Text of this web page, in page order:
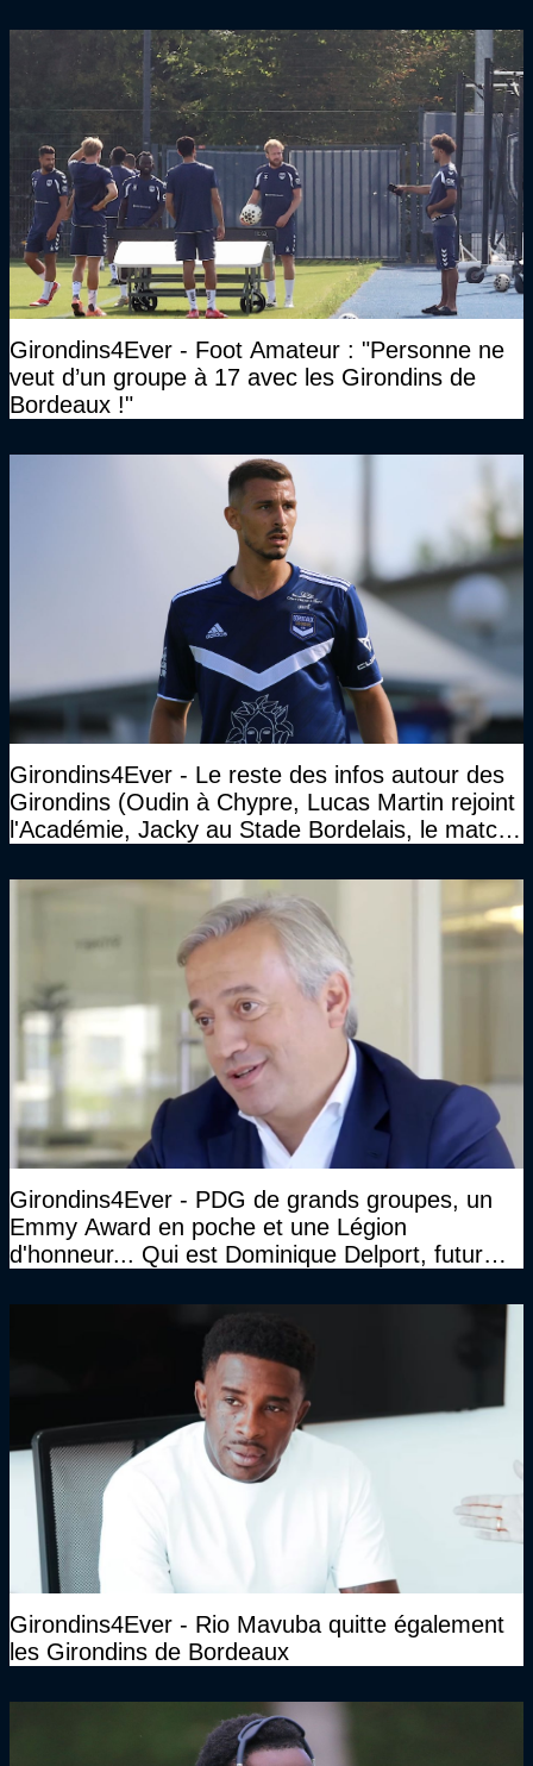
Girondins4Ever - Foot Amateur : "Personne ne
veut d’un groupe à 17 avec les Girondins de
Bordeaux !"
Girondins4Ever - Le reste des infos autour des
Girondins (Oudin à Chypre, Lucas Martin rejoint
l'Académie, Jacky au Stade Bordelais, le match
Girondins4Ever - PDG de grands groupes, un
Emmy Award en poche et une Légion
d'honneur... Qui est Dominique Delport, futur
Girondins4Ever - Rio Mavuba quitte également
les Girondins de Bordeaux